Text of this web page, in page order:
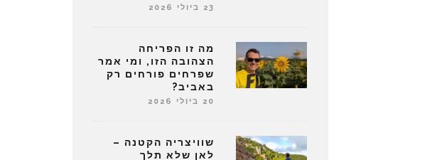
23 ביולי 2026
מה זו הפריחה
הצהובה הזו, ומי אמר
שפרחים פורחים רק
באביב?
20 ביולי 2026
שוויצריה הקטנה –
לאן שלא תלך